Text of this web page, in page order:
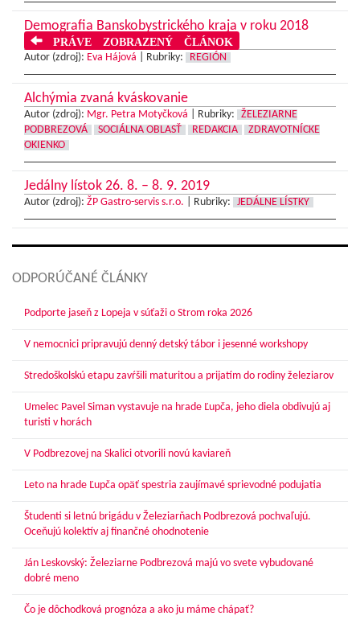
Demografia Banskobystrického kraja v roku 2018
PRÁVE ZOBRAZENÝ ČLÁNOK
Autor (zdroj): Eva Hájová Rubriky: REGIÓN
Alchýmia zvaná kváskovanie
Autor (zdroj): Mgr. Petra Motyčková Rubriky:
ŽELEZIARNE
PODBREZOVÁ
SOCIÁLNA OBLASŤ REDAKCIA
ZDRAVOTNÍCKE
OKIENKO
Jedálny lístok 26. 8. – 8. 9. 2019
Autor (zdroj): ŽP Gastro-servis s.r.o. Rubriky: JEDÁLNE LÍSTKY
ODPORÚČANÉ ČLÁNKY
Podporte jaseň z Lopeja v súťaži o Strom roka 2026
V nemocnici pripravujú denný detský tábor i jesenné workshopy
Stredoškolskú etapu zavŕšili maturitou a prijatím do rodiny železiarov
Umelec Pavel Siman vystavuje na hrade Ľupča, jeho diela obdivujú aj
turisti v horách
V Podbrezovej na Skalici otvorili novú kaviareň
Leto na hrade Ľupča opäť spestria zaujímavé sprievodné podujatia
Študenti si letnú brigádu v Železiarňach Podbrezová pochvaľujú.
Oceňujú kolektív aj finančné ohodnotenie
Ján Leskovský: Železiarne Podbrezová majú vo svete vybudované
dobré meno
Čo je dôchodková prognóza a ako ju máme chápať?